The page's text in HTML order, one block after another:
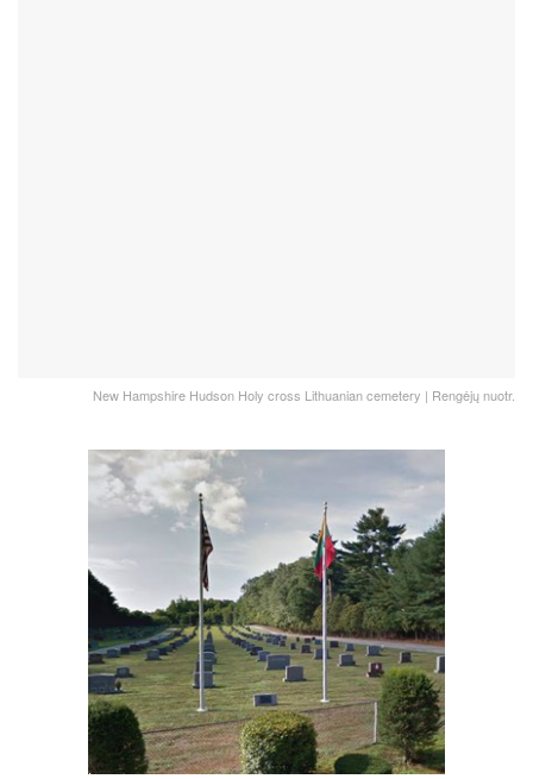
New Hampshire Hudson Holy cross Lithuanian cemetery | Rengėjų nuotr.